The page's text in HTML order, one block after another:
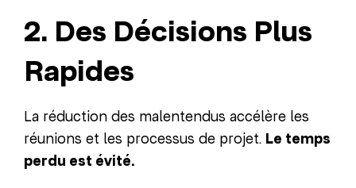
2. Des Décisions Plus
Rapides
La réduction des malentendus accélère les
réunions et les processus de projet. Le temps
perdu est évité.